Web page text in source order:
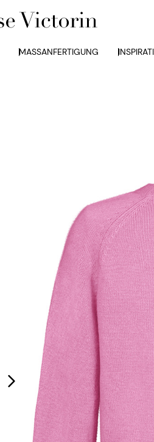
MASSANFERTIGUNG
IN DEN
WISHLIST
Produktinfo:
Moderner Cropped-
gefertigt aus
MEHR DETAILS
MATERIAL &
STYLING GUIDE
GRÖSSENTABELLE
PFLEGE